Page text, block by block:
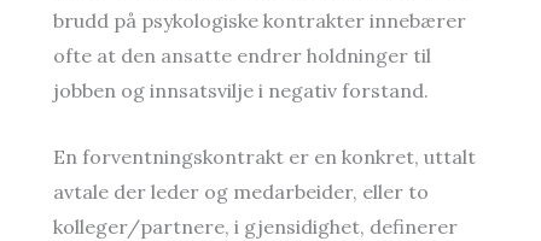
brudd på psykologiske kontrakter innebærer
ofte at den ansatte endrer holdninger til
jobben og innsatsvilje i negativ forstand.
En forventningskontrakt er en konkret, uttalt
avtale der leder og medarbeider, eller to
kolleger/partnere, i gjensidighet, definerer